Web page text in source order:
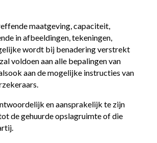
maatgeving, capaciteit,
in afbeeldingen, tekeningen,
wordt bij benadering verstrekt
voldoen aan alle bepalingen van
aan de mogelijke instructies van
en aansprakelijk te zijn
de gehuurde opslagruimte of die